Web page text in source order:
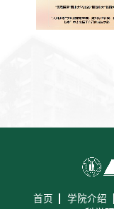
首页 学院介绍